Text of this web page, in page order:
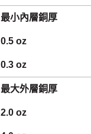
最小內層銅厚
0.5 oz
0.3 oz
最大外層銅厚
2.0 oz